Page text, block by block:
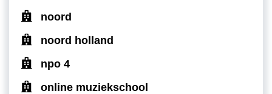
noord
noord holland
npo 4
online muziekschool